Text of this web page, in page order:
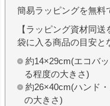
簡易ラッピングを無料
【ラッピング資材同
袋に入る商品の目安と
約14×29cm(エコバ
る程度の大きさ)
約26×40cm(ハンド
の大きさ)